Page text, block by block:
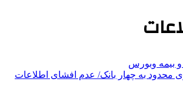
و بیمه وبورس